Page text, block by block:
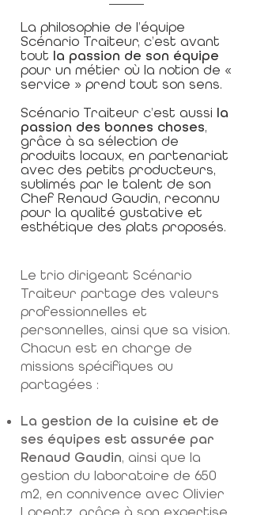
La philosophie de l’équipe
Scénario Traiteur, c’est avant
tout la passion de son équipe
pour un métier où la notion de «
service » prend tout son sens.
Scénario Traiteur c’est aussi la
passion des bonnes choses,
grâce à sa sélection de
produits locaux, en partenariat
avec des petits producteurs,
sublimés par le talent de son
Chef Renaud Gaudin, reconnu
pour la qualité gustative et
esthétique des plats proposés.
Le trio dirigeant Scénario
Traiteur partage des valeurs
professionnelles et
personnelles, ainsi que sa vision.
Chacun est en charge de
missions spécifiques ou
partagées :
La gestion de la cuisine et de
ses équipes est assurée par
Renaud Gaudin, ainsi que la
gestion du laboratoire de 650
m2, en connivence avec Olivier